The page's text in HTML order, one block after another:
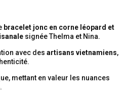
bracelet jonc en corne léopard et
signée Thelma et Nina.
avec des artisans vietnamiens,
mettant en valeur les nuances